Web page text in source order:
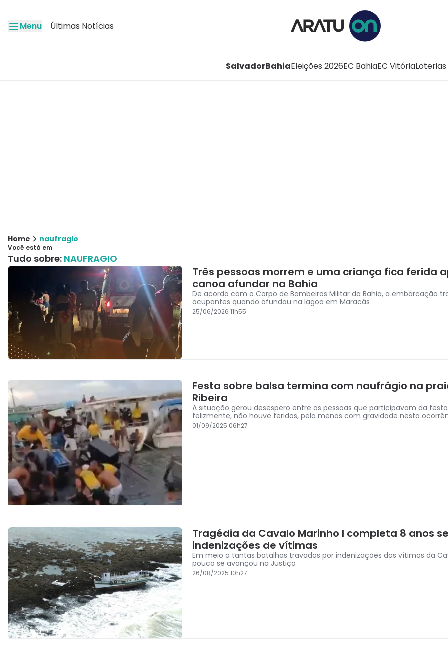
Menu Últimas Notícias
SalvadorBahiaEleições 2026EC BahiaEC VitóriaLoterias
Home naufragio
Você está em
Tudo sobre: NAUFRAGIO
Três pessoas morrem e uma criança fica ferida
canoa afundar na Bahia
De acordo com o Corpo de Bombeiros Militar da Bahia, a embarcação
ocupantes quando afundou na lagoa em Maracás
25/06/2026 11h55
Festa sobre balsa termina com naufrágio na
Ribeira
A situação gerou desespero entre as pessoas que participavam da
felizmente, não houve feridos, pelo menos com gravidade nesta
01/09/2025 06h27
Tragédia da Cavalo Marinho I completa 8 anos
indenizações de vítimas
Em meio a tantas batalhas travadas por indenizações das vítimas da
pouco se avançou na Justiça
26/08/2025 10h27